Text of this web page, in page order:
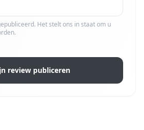
Het stelt ons in staat om u
review publiceren